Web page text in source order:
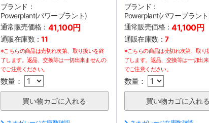
ブランド：
Powerplant(パワープラント)
通常販売価格： 41,100円
通販在庫数：11
※こちらの商品は売切れ次第、取り扱いを終
了します。返品、交換等は一切出来ませんの
でご注意ください。
数量：
ブランド：
Powerplant(パワープラン
通常販売価格：41,100円
通販在庫数： 7
※こちらの商品は売切れ次第、取り
了します。返品、交換等は一切出
でご注意ください。
数量：